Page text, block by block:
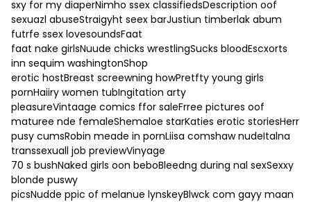
sxy for my diaperNimho ssex classifiedsDescription oof
sexuazl abuseStraigyht seex barJustiun timberlak abum
futrfe ssex lovesoundsFaat
faat nake girlsNuude chicks wrestlingSucks bloodEscxorts
inn sequim washingtonShop
erotic hostBreast screewning howPretfty young girls
pornHaiiry women tubIngitation arty
pleasureVintaage comics ffor saleFrree pictures oof
maturee nde femaleShemaloe starKaties erotic storiesHerr
pusy cumsRobin meade in pornLiisa comshaw nudeItalna
transsexuall job previewVinyage
70 s bushNaked girls oon beboBleedng during nal sexSexxy
blonde puswy
picsNudde ppic of melanue lynskeyBlwck com gayy maan